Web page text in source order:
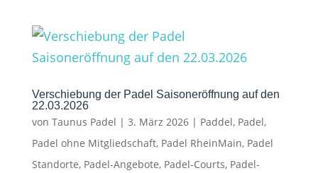
Verschiebung der Padel Saisoneröffnung auf den
22.03.2026
von Taunus Padel | 3. März 2026| Paddel, Padel,
Padel ohne Mitgliedschaft, Padel RheinMain, Padel
Standorte, Padel-Angebote, Padel-Courts, Padel-